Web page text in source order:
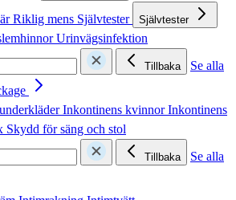
Riklig mens Självtester Självtester
Urinvägsinfektion
Tillbaka
Se alla
Inkontinens kvinnorInkontinens
Skydd för säng och stol
Tillbaka
Se alla